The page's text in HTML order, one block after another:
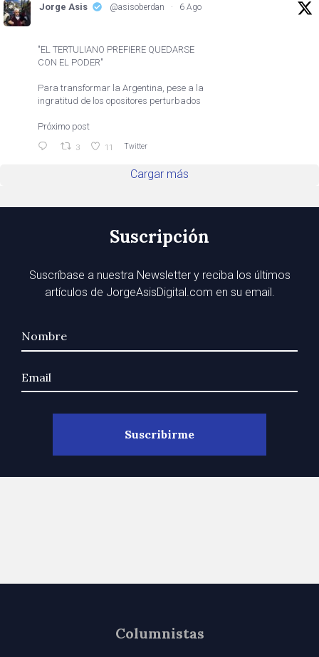
Jorge Asis @asisoberdan · 6 Ago
"EL TERTULIANO PREFIERE QUEDARSE
CON EL PODER"
Para transformar la Argentina, pese a la
ingratitud de los opositores perturbados
Próximo post
3 11 Twitter
Cargar más
Suscripción
Suscríbase a nuestra Newsletter y reciba los últimos
artículos de JorgeAsisDigital.com en su email.
Columnistas